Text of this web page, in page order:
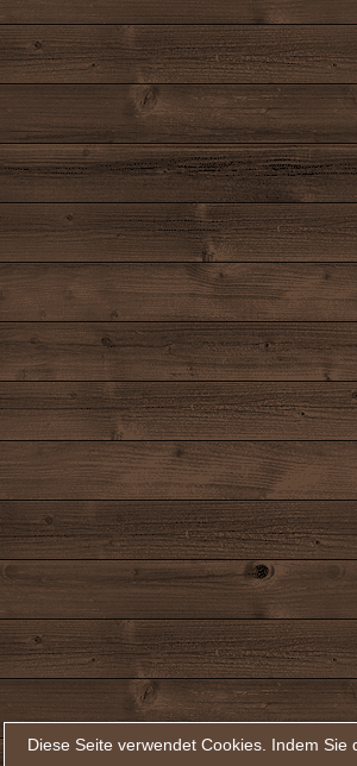
Diese Seite verwendet Cookies. Indem